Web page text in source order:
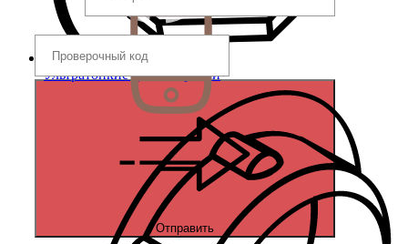
Ультратонкие для отверстий
Отправить